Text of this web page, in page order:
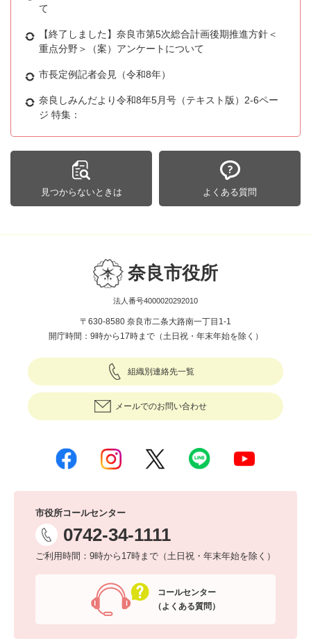
て
【終了しました】奈良市第5次総合計画後期推進方針＜
重点分野＞（案）アンケートについて
市長定例記者会見（令和8年）
奈良しみんだより令和8年5月号（テキスト版）2-6ペー
ジ 特集：
見つからないときは よくある質問
奈良市役所
法人番号4000020292010
〒630-8580 奈良市二条大路南一丁目1-1
開庁時間：9時から17時まで（土日祝・年末年始を除く）
組織別連絡先一覧
メールでのお問い合わせ
市役所コールセンター
0742-34-1111
ご利用時間：9時から17時まで（土日祝・年末年始を除く）
コールセンター
（よくある質問）